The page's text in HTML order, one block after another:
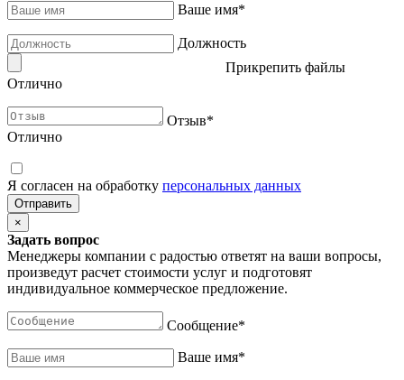
Ваше имя*
Должность
Прикрепить файлы
Отлично
Отзыв*
Отлично
Я согласен на обработку персональных данных
×
Задать вопрос
Менеджеры компании с радостью ответят на ваши вопросы,
произведут расчет стоимости услуг и подготовят
индивидуальное коммерческое предложение.
Сообщение*
Ваше имя*